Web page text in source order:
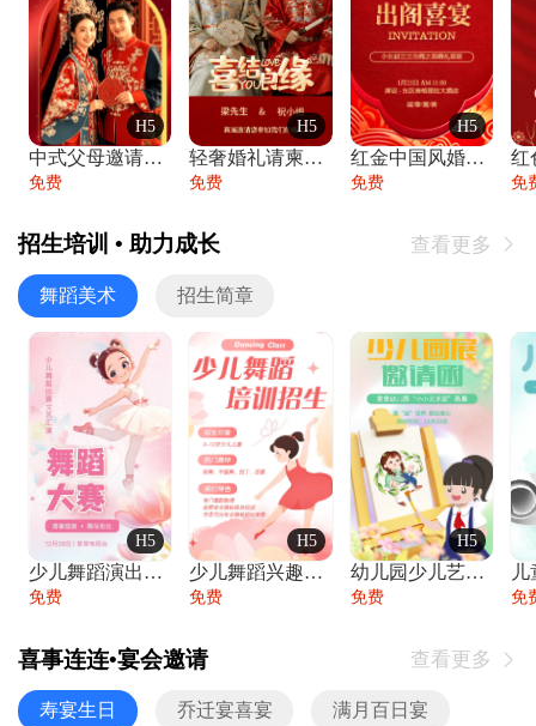
H5
中式父母邀请函婚礼结婚请柬请贴父母邀请方
免费
H5
轻奢婚礼请柬婚礼邀请函结婚照请帖
免费
H5
红金中国风婚礼请柬出阁喜宴嫁女请帖出阁宴
免费 免
招生培训 • 助力成长 查看更多 
舞蹈美术 招生简章
H5
少儿舞蹈演出舞蹈比赛跳舞大赛文艺汇演活动
免费
H5
少儿舞蹈兴趣班艺术培训学校招生宣传
免费
H5
幼儿园少儿艺术展览绘画展摄影作品展美术展
免费 免
喜事连连•宴会邀请 查看更多 
寿宴生日 乔迁宴喜宴 满月百日宴